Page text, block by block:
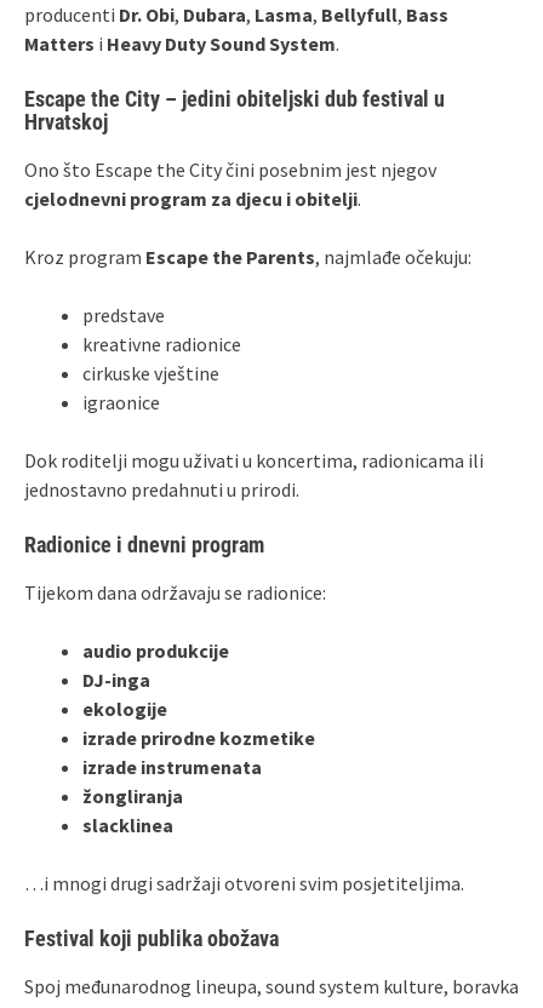
producenti Dr. Obi, Dubara, Lasma, Bellyfull, Bass
Matters i Heavy Duty Sound System.
Escape the City – jedini obiteljski dub festival u
Hrvatskoj
Ono što Escape the City čini posebnim jest njegov
cjelodnevni program za djecu i obitelji.
Kroz program Escape the Parents, najmlađe očekuju:
predstave
kreativne radionice
cirkuske vještine
igraonice
Dok roditelji mogu uživati u koncertima, radionicama ili
jednostavno predahnuti u prirodi.
Radionice i dnevni program
Tijekom dana održavaju se radionice:
audio produkcije
DJ-inga
ekologije
izrade prirodne kozmetike
izrade instrumenata
žongliranja
slacklinea
…i mnogi drugi sadržaji otvoreni svim posjetiteljima.
Festival koji publika obožava
Spoj međunarodnog lineupa, sound system kulture, boravka